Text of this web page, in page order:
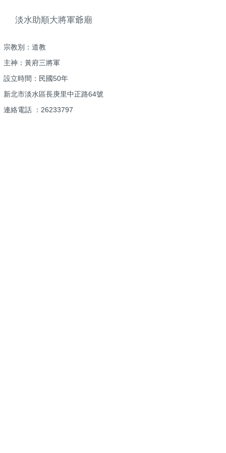
淡水助順大將軍爺廟
宗教別：道教
主神：黃府三將軍
設立時間：民國50年
新北市淡水區長庚里中正路64號
連絡電話 ：26233797